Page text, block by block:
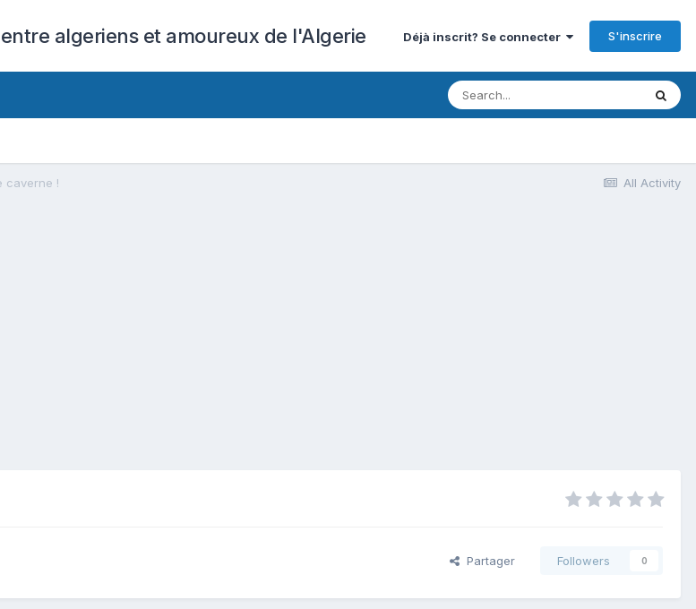
algeriens et amoureux de l'Algerie Déjà inscrit? Se connecter S'inscrire
All Activity
caverne !
Partager Followers 0